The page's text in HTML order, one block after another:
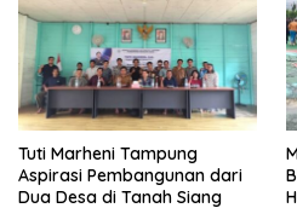
Tuti Marheni Tampung
Aspirasi Pembangunan dari
Dua Desa di Tanah Siang